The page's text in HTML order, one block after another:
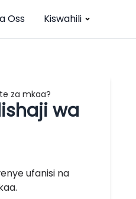
Oss Kiswahili
za mkaa?
wa
ufanisi na